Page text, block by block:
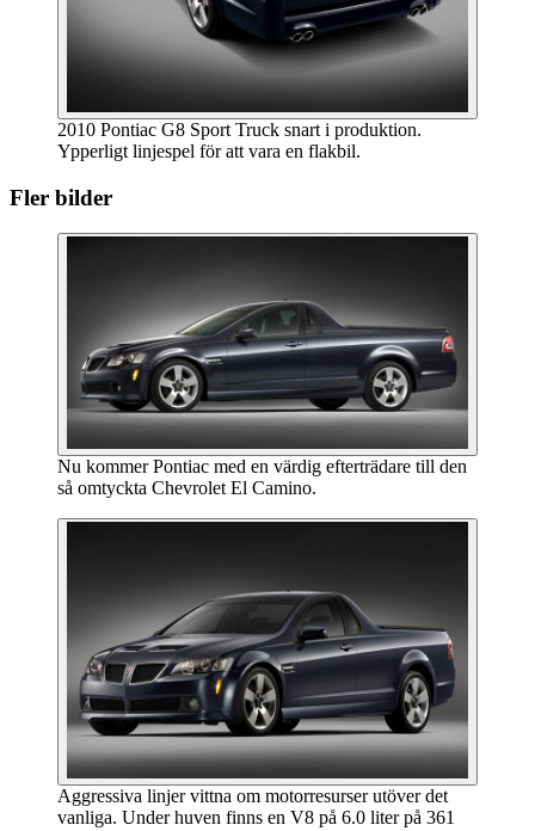
2010 Pontiac G8 Sport Truck snart i produktion.
Ypperligt linjespel för att vara en flakbil.
Fler bilder
Nu kommer Pontiac med en värdig efterträdare till den
så omtyckta Chevrolet El Camino.
Aggressiva linjer vittna om motorresurser utöver det
vanliga. Under huven finns en V8 på 6.0 liter på 361